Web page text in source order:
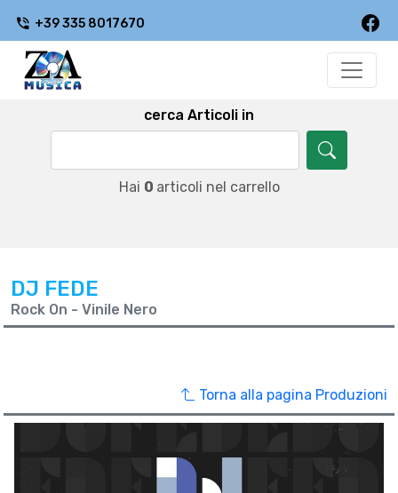
+39 335 8017670
cerca Articoli in
Hai 0 articoli nel carrello
DJ FEDE
Rock On - Vinile Nero
Torna alla pagina Produzioni